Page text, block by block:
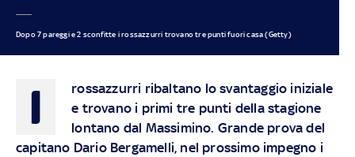
Dopo 7 pareggi e 2 sconfitte i rossazzurri trovano tre punti fuori casa (Getty)
I
rossazzurri ribaltano lo svantaggio iniziale
e trovano i primi tre punti della stagione
lontano dal Massimino. Grande prova del
capitano Dario Bergamelli, nel prossimo impegno i